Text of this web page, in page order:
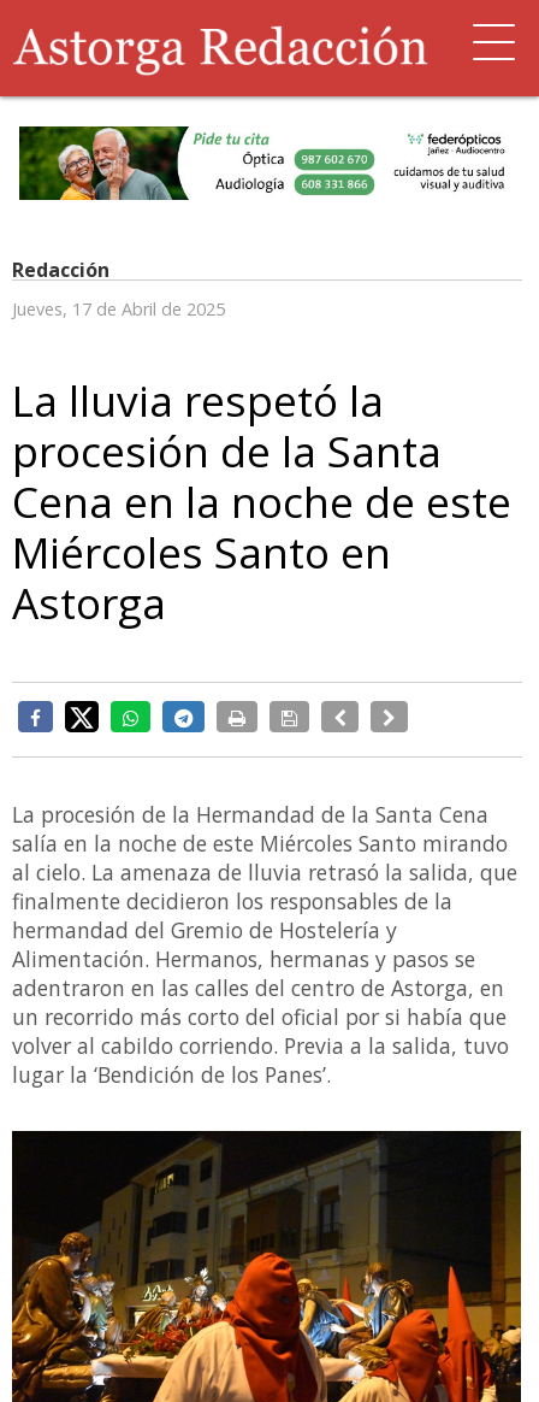
Redacción
Jueves, 17 de Abril de 2025
La lluvia respetó la
procesión de la Santa
Cena en la noche de este
Miércoles Santo en
Astorga
La procesión de la Hermandad de la Santa Cena
salía en la noche de este Miércoles Santo mirando
al cielo. La amenaza de lluvia retrasó la salida, que
finalmente decidieron los responsables de la
hermandad del Gremio de Hostelería y
Alimentación. Hermanos, hermanas y pasos se
adentraron en las calles del centro de Astorga, en
un recorrido más corto del oficial por si había que
volver al cabildo corriendo. Previa a la salida, tuvo
lugar la ‘Bendición de los Panes’.